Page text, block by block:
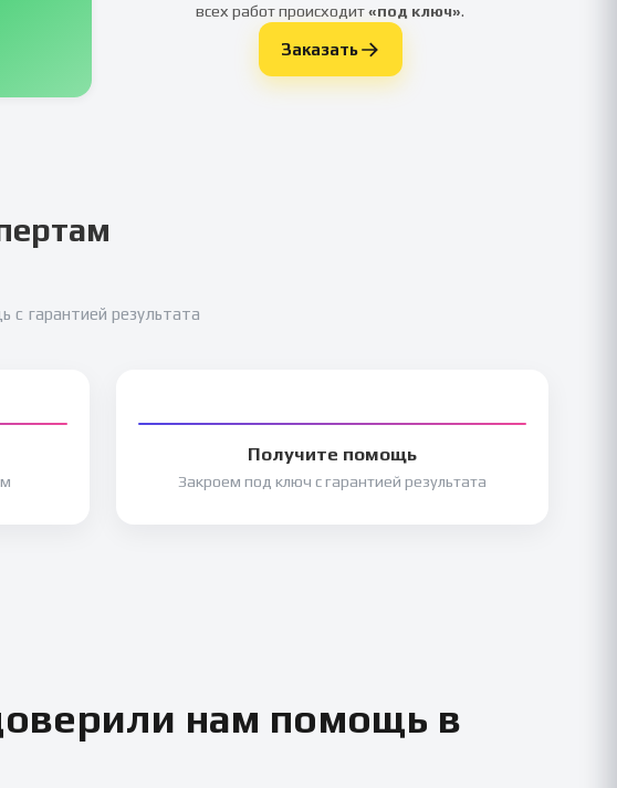
всех работ происходит«под ключ».
Заказать
гарантией результата
Получите помощь
Закроем под ключ с гарантией результата
нам помощь в